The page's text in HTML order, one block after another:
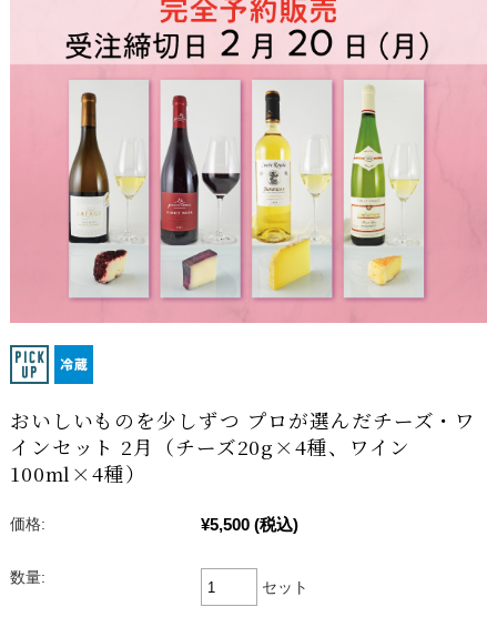
おいしいものを少しずつ プロが選んだチーズ・ワ
インセット 2月（チーズ20g×4種、ワイン
100ml×4種）
価格: ¥5,500 (税込)
数量:
セット